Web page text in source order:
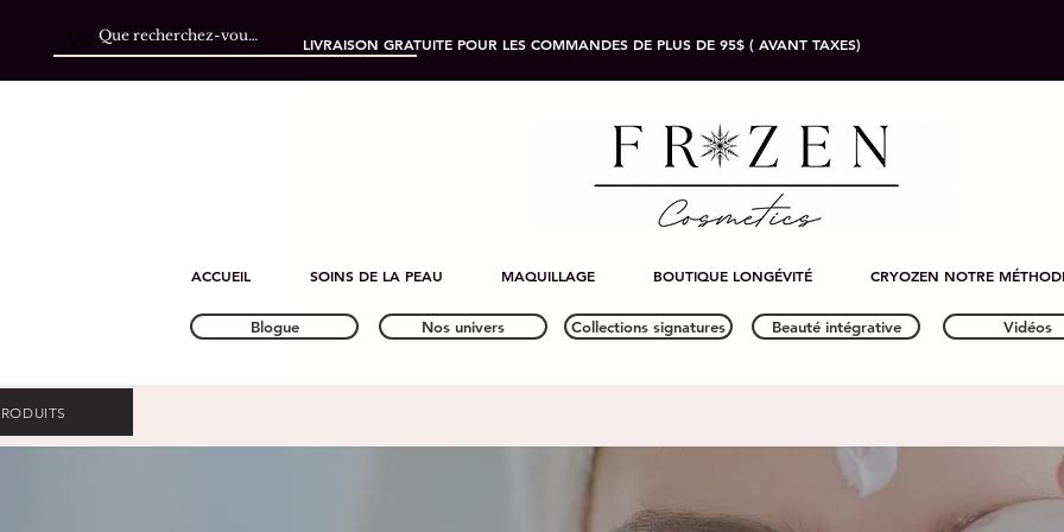
LIVRAISON GRATUITE POUR LES COMMANDES DE PLUS DE 95$ ( AVANT TAXES)
ACCUEIL SOINS DE LA PEAU MAQUILLAGE BOUTIQUE LONGÉVITÉ CRYOZEN NOTRE
Blogue Nos univers Collections signatures Beauté intégrative Vidéos